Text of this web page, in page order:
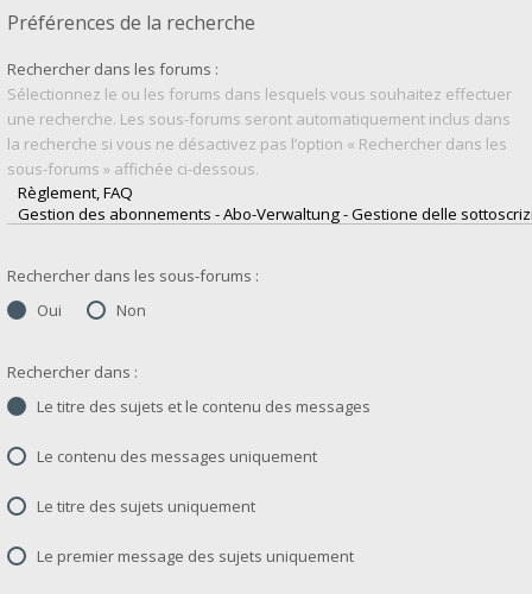
Préférences de la recherche
Rechercher dans les forums :
Sélectionnez le ou les forums dans lesquels vous souhaitez effectuer
une recherche. Les sous-forums seront automatiquement inclus dans
la recherche si vous ne désactivez pas l’option « Rechercher dans les
sous-forums » affichée ci-dessous.
Rechercher dans les sous-forums :
Oui
Non
Rechercher dans :
Le titre des sujets et le contenu des messages
Le contenu des messages uniquement
Le titre des sujets uniquement
Le premier message des sujets uniquement